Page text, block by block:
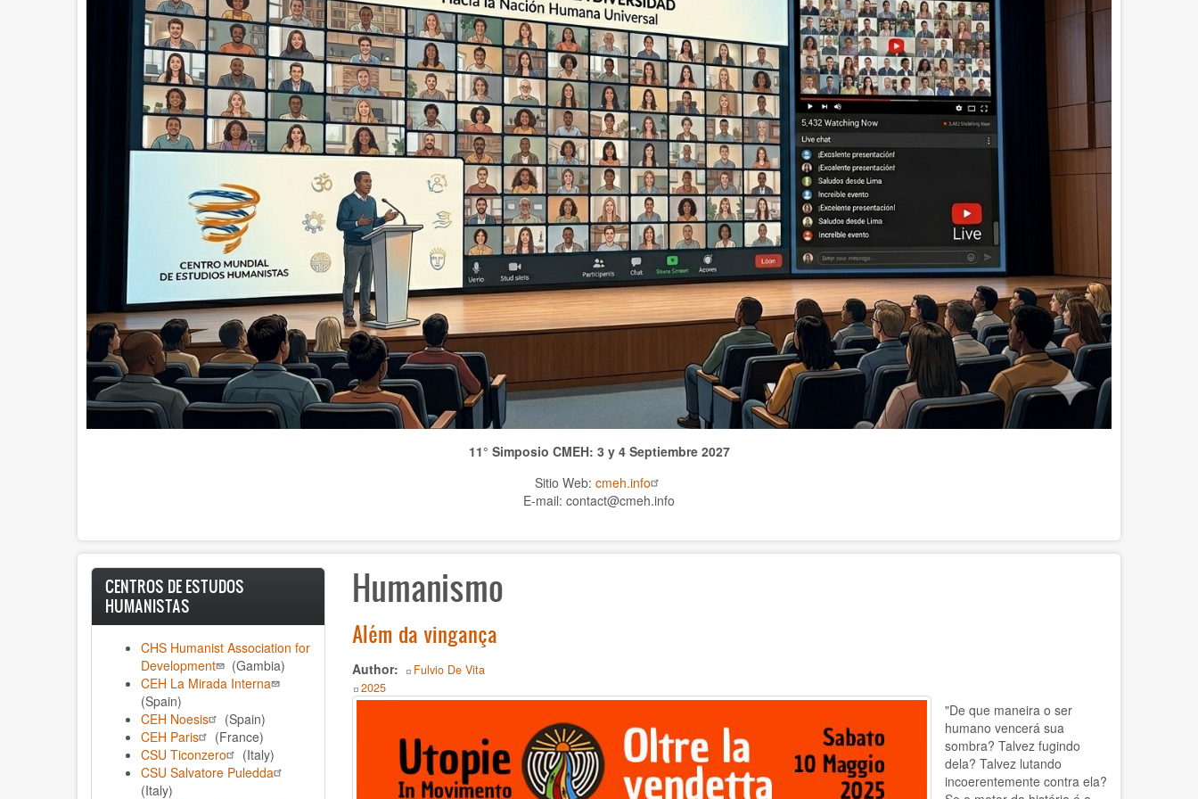
11° Simposio CMEH: 3 y 4 Septiembre 2027
Sitio Web: cmeh.info
E-mail: contact@cmeh.info
CENTROS DE ESTUDOS
HUMANISTAS
CHS Humanist Association for
Development
(Gambia)
CEH La Mirada Interna
(Spain)
CEH Noesis
(Spain)
CEH Paris
(France)
CSU Ticonzero
(Italy)
CSU Salvatore Puledda
(Italy)
Humanismo
Além da vingança
Author Fulvio De Vita
Year
2025
"De que maneira o ser
humano vencerá sua
sombra? Talvez fugindo
dela? Talvez lutando
incoerentemente contra ela?